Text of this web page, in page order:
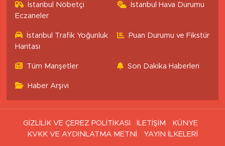
İstanbul Nöbetçi
Eczaneler
İstanbul Hava Durumu
İstanbul Trafik Yoğunluk
Haritası
Puan Durumu ve Fikstür
Tüm Manşetler Son Dakika Haberleri
Haber Arşivi
GİZLİLİK VE ÇEREZ POLİTİKASI İLETİŞİM
KÜNYE
KVKK VE AYDINLATMA METNİ
YAYIN İLKELERİ